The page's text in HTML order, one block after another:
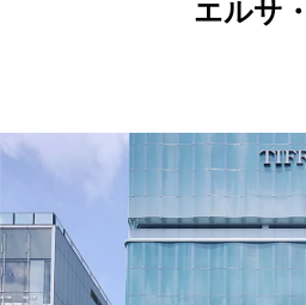
エルサ